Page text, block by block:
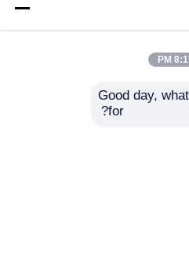
8:17
Good day,
for?